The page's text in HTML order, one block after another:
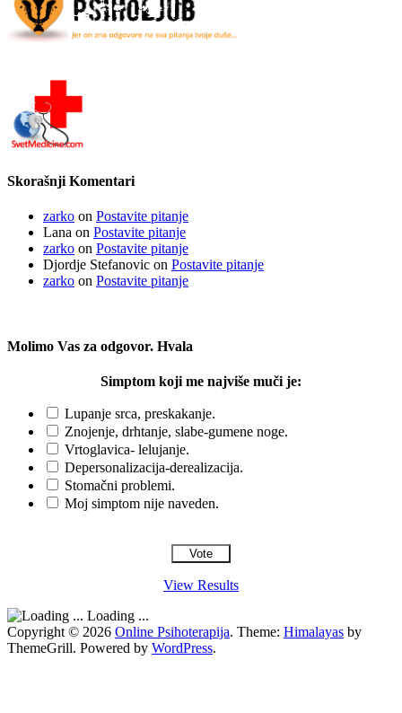
Skorašnji Komentari
zarko on Postavite pitanje
Lana on Postavite pitanje
zarko on Postavite pitanje
Djordje Stefanovic on Postavite pitanje
zarko on Postavite pitanje
Molimo Vas za odgovor. Hvala
Simptom koji me najviše muči je:
Lupanje srca, preskakanje.
Znojenje, drhtanje, slabe-gumene noge.
Vrtoglavica- lelujanje.
Depersonalizacija-derealizacija.
Stomačni problemi.
Moj simptom nije naveden.
View Results
Loading ...
Copyright © 2026 Online Psihoterapija. Theme: Himalayas by
ThemeGrill. Powered by WordPress.